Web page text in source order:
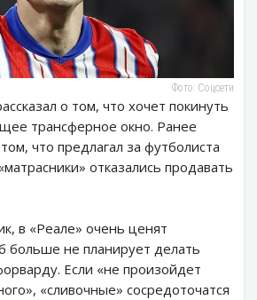
Фото: Соцсети
о том, что хочет покинуть
трансферное окно. Ранее
что предлагал за футболиста
отказались продавать
в «Реале» очень ценят
больше не планирует делать
Если «не произойдет
«сливочные» сосредоточатся